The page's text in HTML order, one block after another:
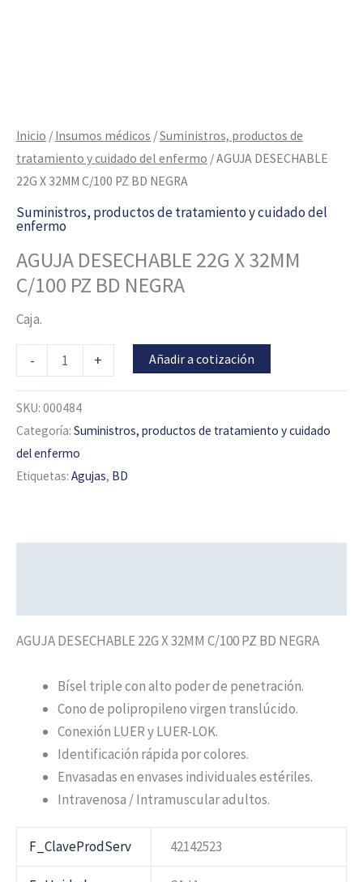
Inicio / Insumos médicos /Suministros, productos de
tratamiento y cuidado del enfermo / AGUJA DESECHABLE
22G X 32MM C/100 PZ BD NEGRA
Suministros, productos de tratamiento y cuidado del
enfermo
AGUJA DESECHABLE 22G X 32MM
C/100 PZ BD NEGRA
Caja.
- + Añadir a cotización
SKU: 000484
Categoría: Suministros, productos de tratamiento y cuidado
del enfermo
Etiquetas: Agujas, BD
AGUJA DESECHABLE 22G X 32MM C/100 PZ BD NEGRA
Bísel triple con alto poder de penetración.
Cono de polipropileno virgen translúcido.
Conexión LUER y LUER-LOK.
Identificación rápida por colores.
Envasadas en envases individuales estériles.
Intravenosa / Intramuscular adultos.
F_ClaveProdServ 42142523